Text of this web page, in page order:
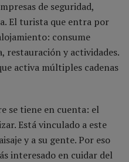
de seguridad,
El turista que entra por
consume
y actividades.
activa múltiples cadenas
se tiene en cuenta: el
Está vinculado a este
y a su gente. Por eso
interesado en cuidar del